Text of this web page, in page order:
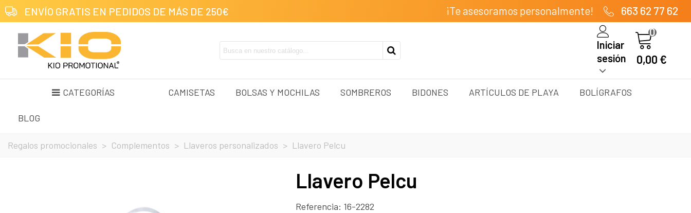
ENVÍO GRATIS EN PEDIDOS DE MÁS DE 250€ ¡Te asesoramos personalmente! 663 62 77 62
Iniciar
sesión
0
0,00 €
CATEGORÍAS CAMISETAS BOLSAS Y MOCHILAS SOMBREROS BIDONES ARTÍCULOS DE PLAYA BOLÍGRAFOS
BLOG
Regalos promocionales > Complementos > Llaveros personalizados > Llavero Pelcu
Llavero Pelcu
Referencia: 16-2282